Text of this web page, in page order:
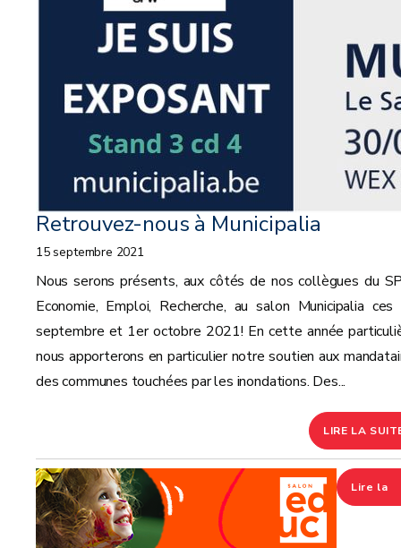
Retrouvez-nous à Municipalia
15 septembre 2021
Nous serons présents, aux côtés de nos collègues du
Economie, Emploi, Recherche, au salon Municipalia
septembre et 1er octobre 2021! En cette année
nous apporterons en particulier notre soutien aux
des communes touchées par les inondations. Des...
LIRE LA
Lire la